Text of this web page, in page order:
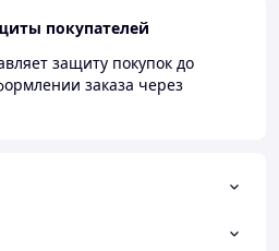
покупателей
защиту покупок до
заказа через